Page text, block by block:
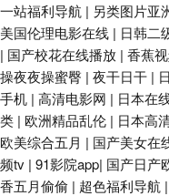
一站福利导航 | 另类图片亚
美国伦理电影在线 | 日韩二
| 国产校花在线播放 | 香蕉
操夜夜操蜜臀 | 夜干日干 |
手机 | 高清电影网 | 日本在
类 | 欧洲精品乱伦 | 日本高
欧美综合五月 | 国产美女在
频tv | 91影院app| 国产日产
香五月偷偷 | 超色福利导航 |